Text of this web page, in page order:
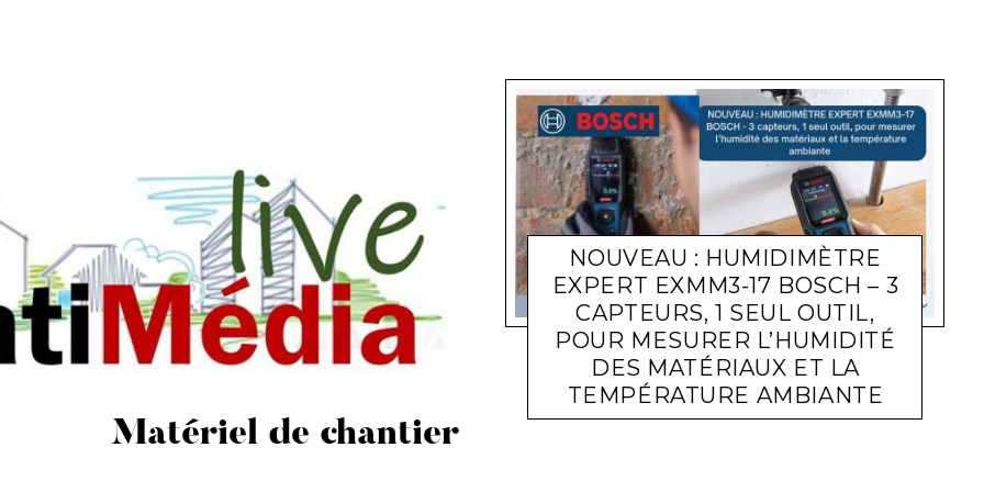
Matériel de chantier
NOUVEAU : HUMIDIMÈTRE
EXPERT EXMM3-17 BOSCH – 3
CAPTEURS, 1 SEUL OUTIL,
POUR MESURER L’HUMIDITÉ
DES MATÉRIAUX ET LA
TEMPÉRATURE AMBIANTE
ACTUALITÉ ENTREPRISES LARA GASQUET 28 MAI 2026